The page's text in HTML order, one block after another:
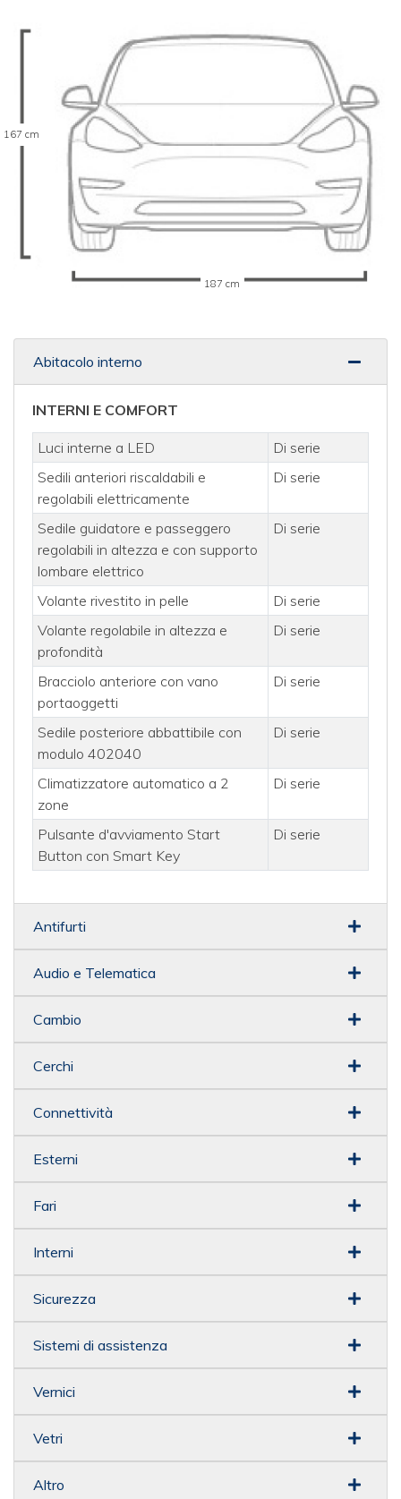
167 cm
187 cm
Abitacolo interno
INTERNI E COMFORT
Luci interne a LED
Di serie
Sedili anteriori riscaldabili e
regolabili elettricamente
Di serie
Sedile guidatore e passeggero
regolabili in altezza e con supporto
lombare elettrico
Di serie
Volante rivestito in pelle
Di serie
Volante regolabile in altezza e
profondità
Di serie
Bracciolo anteriore con vano
portaoggetti
Di serie
Sedile posteriore abbattibile con
modulo 402040
Di serie
Climatizzatore automatico a 2
zone
Di serie
Pulsante d'avviamento Start
Button con Smart Key
Di serie
Antifurti
Audio e Telematica
Cambio
Cerchi
Connettività
Esterni
Fari
Interni
Sicurezza
Sistemi di assistenza
Vernici
Vetri
Altro